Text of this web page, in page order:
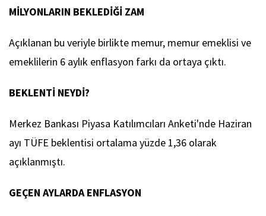
MİLYONLARIN BEKLEDİĞİ ZAM
Açıklanan bu veriyle birlikte memur, memur emeklisi ve
emeklilerin 6 aylık enflasyon farkı da ortaya çıktı.
BEKLENTİ NEYDİ?
Merkez Bankası Piyasa Katılımcıları Anketi'nde Haziran
ayı TÜFE beklentisi ortalama yüzde 1,36 olarak
açıklanmıştı.
GEÇEN AYLARDA ENFLASYON